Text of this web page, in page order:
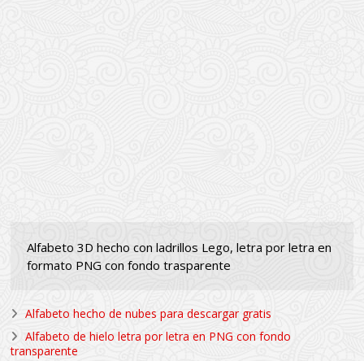
Alfabeto 3D hecho con ladrillos Lego, letra por letra en
formato PNG con fondo trasparente
Alfabeto hecho de nubes para descargar gratis
Alfabeto de hielo letra por letra en PNG con fondo
transparente